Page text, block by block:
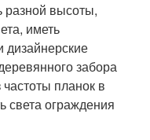
разной высоты,
иметь
дизайнерские
забора
планок в
света ограждения